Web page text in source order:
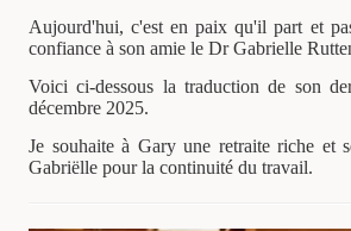
Aujourd'hui, c'est en paix qu'il part et
confiance à son amie le Dr Gabrielle
Voici ci-dessous la traduction de son
décembre 2025.
Je souhaite à Gary une retraite riche et
Gabriëlle pour la continuité du travail.